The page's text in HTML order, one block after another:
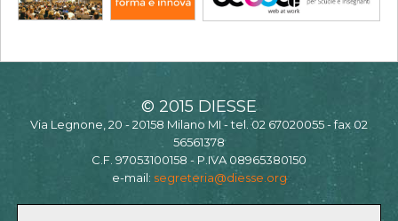
© 2015 DIESSE
Via Legnone, 20 - 20158 Milano MI - tel. 02 67020055 - fax 02
56561378
C.F. 97053100158 - P.IVA 08965380150
e-mail: segreteria@diesse.org